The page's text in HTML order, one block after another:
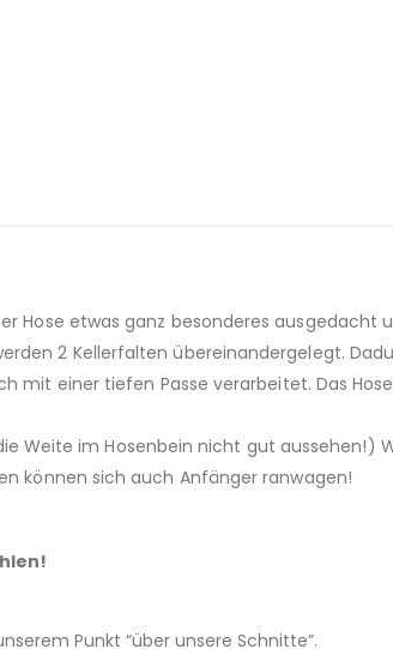
Hose etwas ganz besonderes ausgedacht
2 Kellerfalten übereinandergelegt.
mit einer tiefen Passe verarbeitet. Das
Weite im Hosenbein nicht gut aussehen!)
können sich auch Anfänger ranwagen!
Punkt “über unsere Schnitte”.